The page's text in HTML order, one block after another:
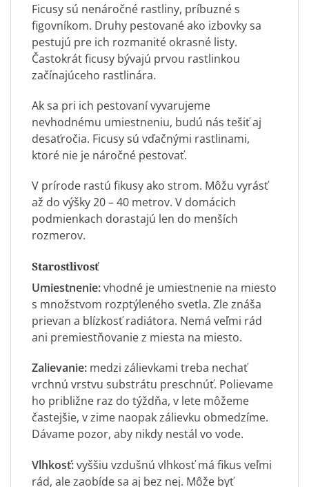
Ficusy sú nenáročné rastliny, príbuzné s
figovníkom. Druhy pestované ako izbovky sa
pestujú pre ich rozmanité okrasné listy.
Častokrát ficusy bývajú prvou rastlinkou
začínajúceho rastlinára.
Ak sa pri ich pestovaní vyvarujeme
nevhodnému umiestneniu, budú nás tešiť aj
desaťročia. Ficusy sú vďačnými rastlinami,
ktoré nie je náročné pestovať.
V prírode rastú fikusy ako strom. Môžu vyrásť
až do výšky 20 – 40 metrov. V domácich
podmienkach dorastajú len do menších
rozmerov.
Starostlivosť
Umiestnenie:vhodné je umiestnenie na miesto
s množstvom rozptýleného svetla. Zle znáša
prievan a blízkosť radiátora. Nemá veľmi rád
ani premiestňovanie z miesta na miesto.
Zalievanie: medzi zálievkami treba nechať
vrchnú vrstvu substrátu preschnúť. Polievame
ho približne raz do týždňa, v lete môžeme
častejšie, v zime naopak zálievku obmedzíme.
Dávame pozor, aby nikdy nestál vo vode.
Vlhkosť:vyššiu vzdušnú vlhkosť má fikus veľmi
rád, ale zaobíde sa aj bez nej. Môže byť